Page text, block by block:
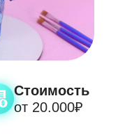
Стоимость
от 20.000₽